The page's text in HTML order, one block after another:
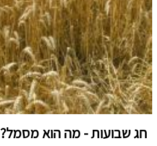
חג שבועות - מה הוא מסמל?